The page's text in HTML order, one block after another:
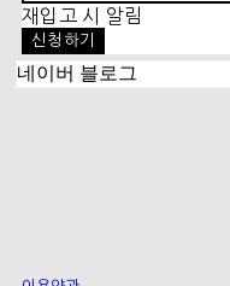
재입고 시 알림
신청하기
네이버 블로그